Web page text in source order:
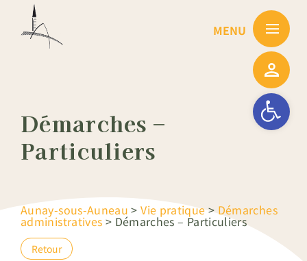
Ouvrir la
Démarches –
Particuliers
Aunay-sous-Auneau >Vie pratique>Démarches
administratives > Démarches – Particuliers
Retour